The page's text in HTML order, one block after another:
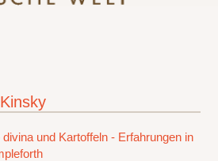
und Kartoffeln - Erfahrungen in